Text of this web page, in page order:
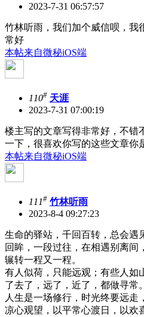
2023-7-31 06:57:57
竹林听雨，我们加个威信呗，我
常好
本帖来自微秘iOS端
110# 天涯
2023-7-31 07:00:19
楼主写的文章写得非常好，不错
一下，很喜欢你写的这些文章你
本帖来自微秘iOS端
111# 竹林听雨
2023-8-4 09:27:23
生命的驿站，千回百转，总会遇
回眸，一段过往，在相遇别离间
辗转一程又一程。
有人似荷，只能远观；有些人如
了去了，远了，近了，都做寻常。
人生是一场修行，时光终要远走
凉心观望，以平常心渡日，以欢